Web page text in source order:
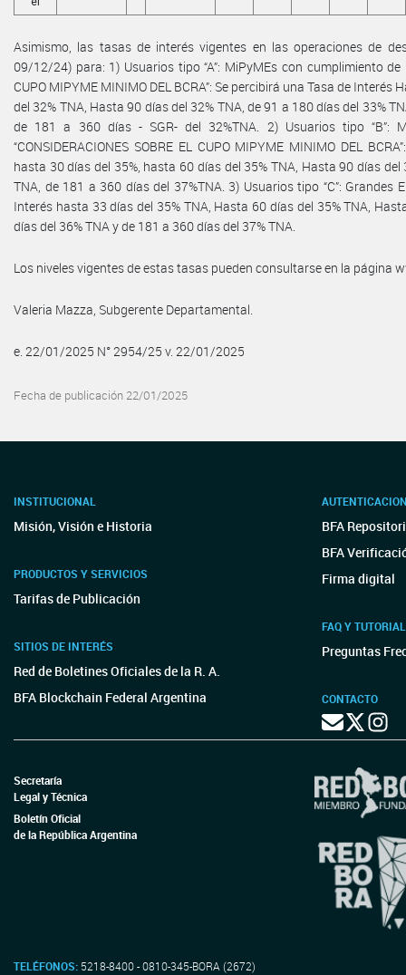
Asimismo, las tasas de interés vigentes en las operaciones de
09/12/24) para: 1) Usuarios tipo “A”: MiPyMEs con cumplimiento de
CUPO MIPYME MINIMO DEL BCRA”: Se percibirá una Tasa de
del 32% TNA, Hasta 90 días del 32% TNA, de 91 a 180 días del 33%
de 181 a 360 días - SGR- del 32%TNA. 2) Usuarios tipo “B”:
“CONSIDERACIONES SOBRE EL CUPO MIPYME MINIMO DEL
hasta 30 días del 35%, hasta 60 días del 35% TNA, Hasta 90 días del
TNA, de 181 a 360 días del 37%TNA. 3) Usuarios tipo “C”: Grandes
Interés hasta 33 días del 35% TNA, Hasta 60 días del 35% TNA,
días del 36% TNA y de 181 a 360 días del 37% TNA.
Los niveles vigentes de estas tasas pueden consultarse en la página
Valeria Mazza, Subgerente Departamental.
e. 22/01/2025 N° 2954/25 v. 22/01/2025
Fecha de publicación 22/01/2025
INSTITUCIONAL
Misión, Visión e Historia
PRODUCTOS Y SERVICIOS
Tarifas de Publicación
SITIOS DE INTERÉS
Red de Boletines Oficiales de la R. A.
BFA Blockchain Federal Argentina
BFA
BFA
Firma digital
FAQ Y
Preguntas
CONTACTO
Secretaría
Legal y Técnica
Boletín Oficial
de la República Argentina
TELÉFONOS: 5218-8400 - 0810-345-BORA (2672)